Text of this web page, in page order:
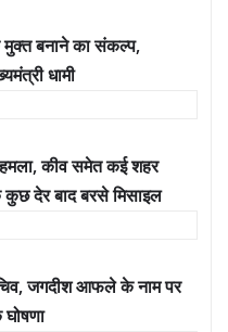
मुक्त बनाने का संकल्प,
धामी
कीव समेत कई शहर
देर बाद बरसे मिसाइल
जगदीश आफले के नाम पर